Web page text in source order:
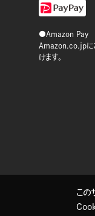
●Amazon Pay
Amazon.co.jpに
けます。
この